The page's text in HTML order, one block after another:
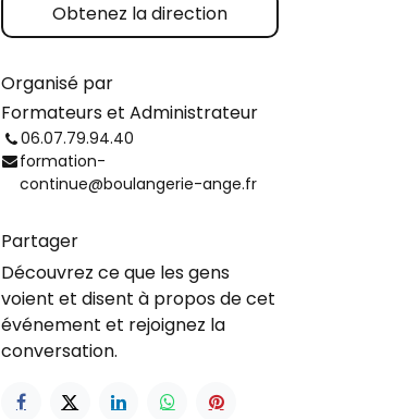
Obtenez la direction
Organisé par
Formateurs et Administrateur
06.07.79.94.40
formation-
continue@boulangerie-ange.fr
Partager
Découvrez ce que les gens
voient et disent à propos de cet
événement et rejoignez la
conversation.